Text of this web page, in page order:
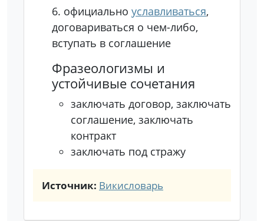
6. официально уславливаться,
договариваться о чем-либо,
вступать в соглашение
Фразеологизмы и
устойчивые сочетания
заключать договор, заключать
соглашение, заключать
контракт
заключать под стражу
Источник: Викисловарь